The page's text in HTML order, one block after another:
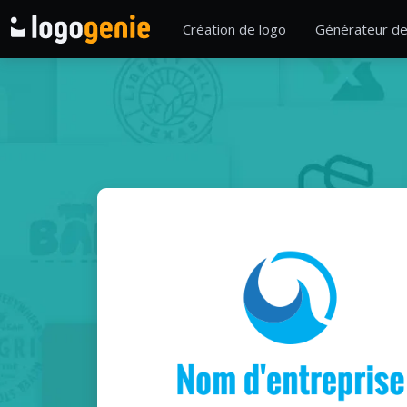
Création de logo Générateur